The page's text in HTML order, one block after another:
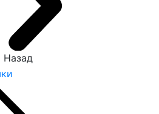
Назад